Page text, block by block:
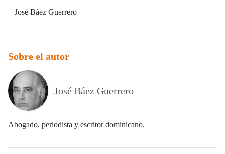
José Báez Guerrero
Sobre el autor
José Báez Guerrero
Abogado, periodista y escritor dominicano.